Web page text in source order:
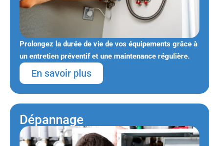
Prolongez la durée de vie de vos équipements grâce à
un entretien préventif et une maintenance régulière.
En savoir plus
Dépannage